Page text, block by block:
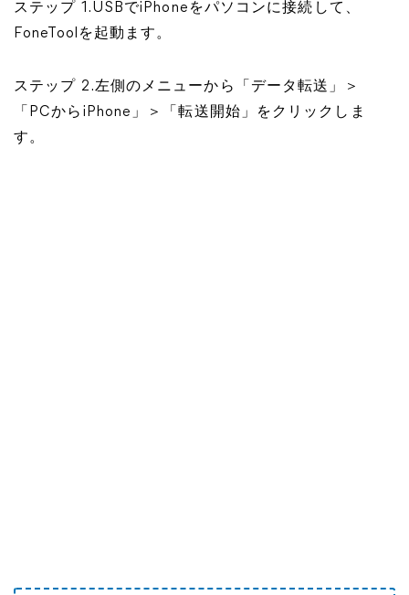
ステップ 1.USBでiPhoneをパソコンに接続して、
FoneToolを起動ます。
ステップ 2.左側のメニューから「データ転送」＞
「PCからiPhone」＞「転送開始」をクリックしま
す。